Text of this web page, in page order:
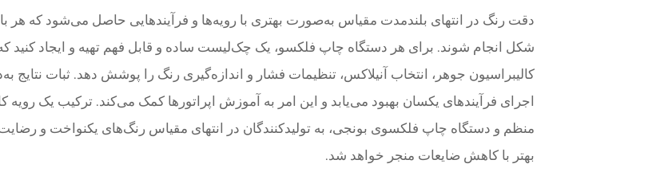
دقت رنگ در انتهای بلندمدت مقیاس به‌صورت بهتری با رویه‌ها و فرآیندهایی حاصل می‌شود که هر
شکل انجام شوند. برای هر دستگاه چاپ فلکسو، یک چک‌لیست ساده و قابل فهم تهیه و ایجاد کنید
کالیبراسیون جوهر، انتخاب آنیلاکس، تنظیمات فشار و اندازه‌گیری رنگ را پوشش دهد. ثبات نتایج
اجرای فرآیندهای یکسان بهبود می‌یابد و این امر به آموزش اپراتورها کمک می‌کند. ترکیب یک رویه
منظم و دستگاه چاپ فلکسوی بونجی، به تولیدکنندگان در انتهای مقیاس رنگ‌های یکنواخت و
بهتر با کاهش ضایعات منجر خواهد شد.